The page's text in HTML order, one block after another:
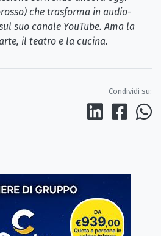
che trasforma in audio-
suo canale YouTube. Ama la
il teatro e la cucina.
Condividi su: